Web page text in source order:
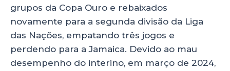
grupos da Copa Ouro e rebaixados
novamente para a segunda divisão da Liga
das Nações, empatando três jogos e
perdendo para a Jamaica. Devido ao mau
desempenho do interino, em março de 2024,